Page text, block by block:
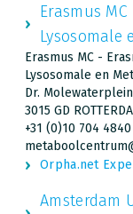
Erasmus
Lysosomale
Erasmus MC -
Lysosomale en
Dr.
3015 GD
+31 (0)10 704 4840
Orpha.net
Amsterdam